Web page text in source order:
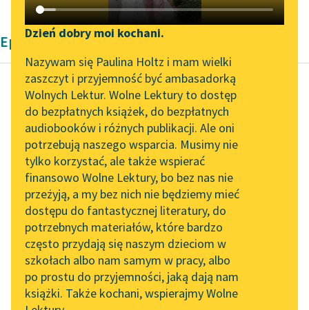
Katalog DAISY
Podkasty o książkach
Zgłoś brak utworu
Aktualności
„Prokurator Alicja Horn”
do słuchania
Byliśmy częścią AI Impact
Lab
Zapraszamy na spotkanie
online z tłumaczkami
literatury skandynawskiej
Spotkanie z Katarzyną
Tunkiel w Oslo
102. lata temu zmarł
Joseph Conrad
Narzędzia
Mapa Wolnych Lektur
Leśmianator
Przewodnik dla piszących i
czytających
API
OAI-PMH
Widget Wolnych Lektur
Przypisy
Dzień dobry moi kochani.
Nazywam się Paulina Holtz i mam wielki
zaszczyt i przyjemność być ambasadorką
Wolnych Lektur. Wolne Lektury to dostęp
do bezpłatnych książek, do bezpłatnych
audiobooków i różnych publikacji. Ale oni
potrzebują naszego wsparcia. Musimy nie
tylko korzystać, ale także wspierać
finansowo Wolne Lektury, bo bez nas nie
przeżyją, a my bez nich nie będziemy mieć
dostępu do fantastycznej literatury, do
potrzebnych materiałów, które bardzo
często przydają się naszym dzieciom w
szkołach albo nam samym w pracy, albo
po prostu do przyjemności, jaką dają nam
książki. Także kochani, wspierajmy Wolne
Epika Bolesław Prus
Bolesław Prus
Lalka, tom
pierwszy
— Tobie coś jest,
Stachu?… Powiedz, co
ci jest. Z góry wiem, że
nie pomogę, ale...
Czytaj więcej